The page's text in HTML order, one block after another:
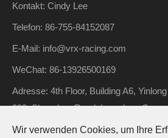
Kontakt: Cindy Lee
Telefon: 86-755-84152087
E-Mail: info@vrx-racing.com
WeChat: 86-13926500169
Adresse: 4th Floor, Building A6,
292, Shenshan Road, Longdong
Longgang District, Shenzhen,
Wir verwenden Cookies, um Ihre